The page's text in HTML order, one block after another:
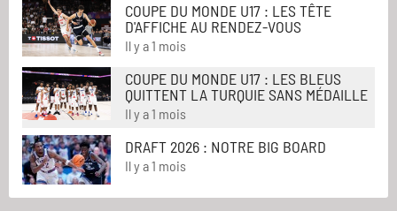
COUPE DU MONDE U17 : LES TÊTE
D'AFFICHE AU RENDEZ-VOUS
Il y a 1 mois
COUPE DU MONDE U17 : LES BLEUS
QUITTENT LA TURQUIE SANS MÉDAILLE
Il y a 1 mois
DRAFT 2026 : NOTRE BIG BOARD
Il y a 1 mois